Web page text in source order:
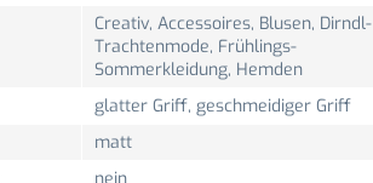
Creativ, Accessoires, Blusen, Dirndl-
Trachtenmode, Frühlings-
Sommerkleidung, Hemden
glatter Griff, geschmeidiger Griff
matt